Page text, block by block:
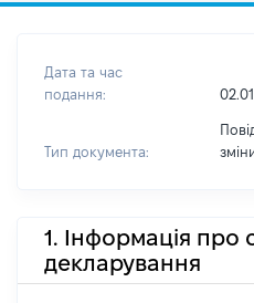
Дата та час
подання:
Тип документа:
1. Інформація про
декларування